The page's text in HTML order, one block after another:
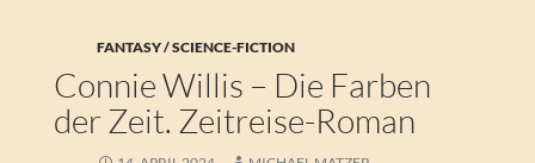
FANTASY / SCIENCE-FICTION
Connie Willis – Die Farben
der Zeit. Zeitreise-Roman